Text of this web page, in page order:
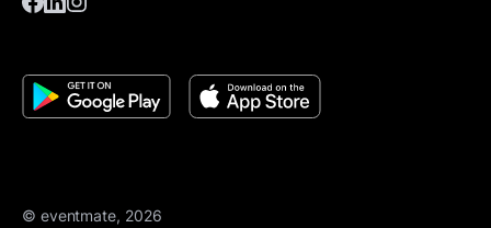
© eventmate, 2026